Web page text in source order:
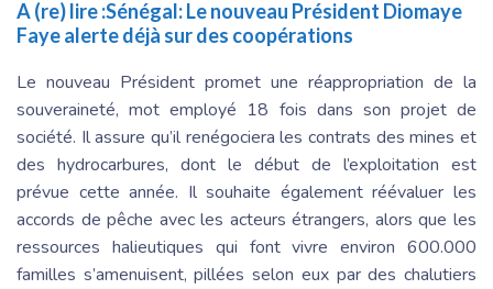
A (re) lire :Sénégal: Le nouveau Président Diomaye
Faye alerte déjà sur des coopérations
Le nouveau Président promet une réappropriation de la
souveraineté, mot employé 18 fois dans son projet de
société. Il assure qu’il renégociera les contrats des mines et
des hydrocarbures, dont le début de l’exploitation est
prévue cette année. Il souhaite également réévaluer les
accords de pêche avec les acteurs étrangers, alors que les
ressources halieutiques qui font vivre environ 600.000
familles s’amenuisent, pillées selon eux par des chalutiers